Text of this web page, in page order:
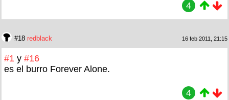
4
#18 redblack 16 feb 2011, 21:15
#1 y #16
es el burro Forever Alone.
4